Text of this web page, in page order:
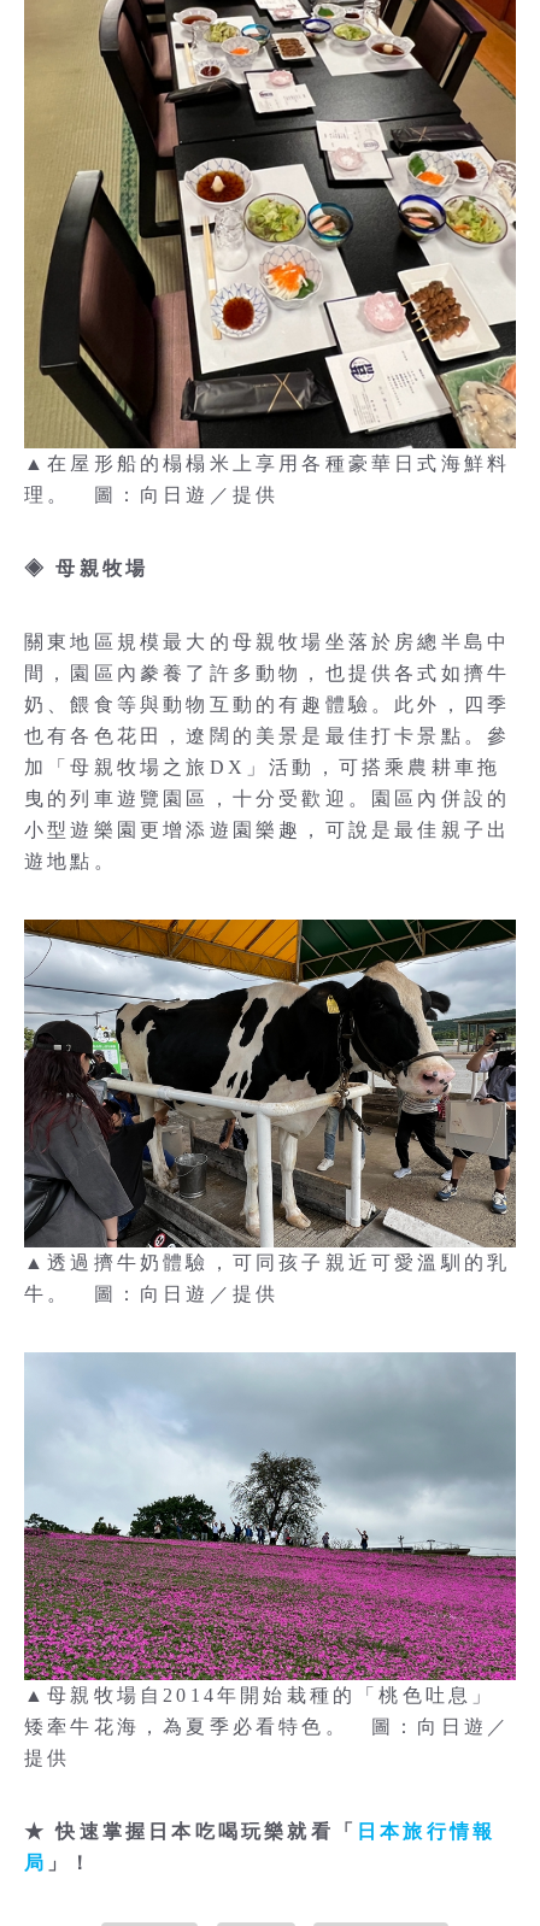
▲在屋形船的榻榻米上享用各種豪華日式海鮮料
理。 圖：向日遊／提供
◈母親牧場
關東地區規模最大的母親牧場坐落於房總半島中
間，園區內豢養了許多動物，也提供各式如擠牛
奶、餵食等與動物互動的有趣體驗。此外，四季
也有各色花田，遼闊的美景是最佳打卡景點。參
加「母親牧場之旅DX」活動，可搭乘農耕車拖
曳的列車遊覽園區，十分受歡迎。園區內併設的
小型遊樂園更增添遊園樂趣，可說是最佳親子出
遊地點。
▲透過擠牛奶體驗，可同孩子親近可愛溫馴的乳
牛。 圖：向日遊／提供
▲母親牧場自2014年開始栽種的「桃色吐息」
矮牽牛花海，為夏季必看特色。 圖：向日遊／
提供
★ 快速掌握日本吃喝玩樂就看「
日本旅行情報
局 」！